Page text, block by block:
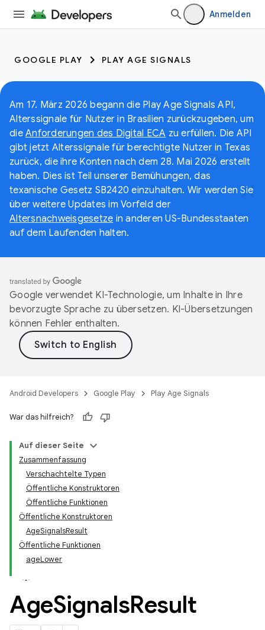
Anmelden
GOOGLE PLAY PLAY AGE SIGNALS
Am 17. März 2026 begann die Play Age Signals API,
Alterssignale für Nutzer in Brasilien zurückzugeben, um
die Anforderungen des Digital ECA zu erfüllen. Die API
gibt jetzt Alterssignale für berechtigte Nutzer in Texas
zurück, die ihre Konten nach dem 28. Mai 2026 erstellt
haben. Dies ist Teil unserer Bemühungen, das
texanische Gesetz SB2420 einzuhalten. Wir werden Sie
über weitere Updates im Vorfeld der
Altersnachweisgesetze in anderen US-Bundesstaaten
auf dem Laufenden halten.
Google verwendet KI-Technologie, um Inhalte in Ihre
bevorzugte Sprache zu übersetzen. KI-Übersetzungen
können Fehler enthalten.
Android Developers Google Play Play Age Signals
War das hilfreich?
Auf dieser Seite
Zusammenfassung
Verschachtelte Typen
Öffentliche Konstruktoren
Öffentliche Funktionen
Öffentliche Konstruktoren
AgeSignalsResult
Öffentliche Funktionen
ageLower
AgeSignalsResult